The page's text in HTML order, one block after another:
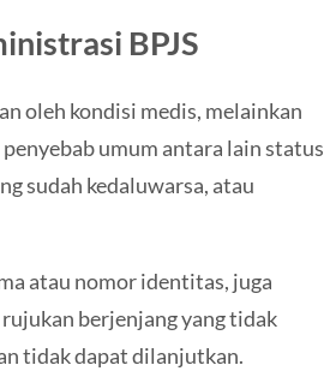
BPJS
oleh kondisi medis, melainkan
umum antara lain status
sudah kedaluwarsa, atau
atau nomor identitas, juga
berjenjang yang tidak
tidak dapat dilanjutkan.